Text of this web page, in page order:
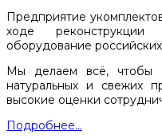
Предприятие
ходе реконструкции
оборудование
Мы делаем всё, чтобы
натуральных и свежих
высокие оценки
Подробнее...